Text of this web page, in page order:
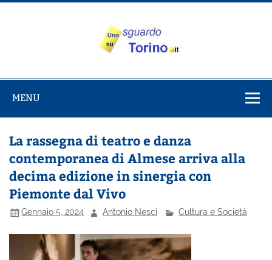
Salta
su Torino
MENU
La rassegna di teatro e danza
contemporanea di Almese arriva alla
decima edizione in sinergia con
Piemonte dal Vivo
Gennaio 5, 2024 Antonio Nesci Cultura e Società